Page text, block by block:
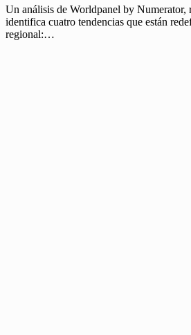
Un análisis de Worldpanel by Numerator,
identifica cuatro tendencias que están
regional:…